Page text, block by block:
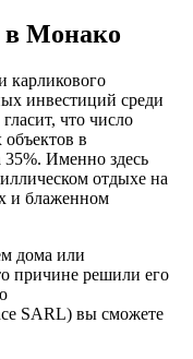
в Монако
карликового
инвестиций среди
что число
в
35%. Именно здесь
отдыхе на
и блаженном
дома или
причине решили его
SARL) вы сможете